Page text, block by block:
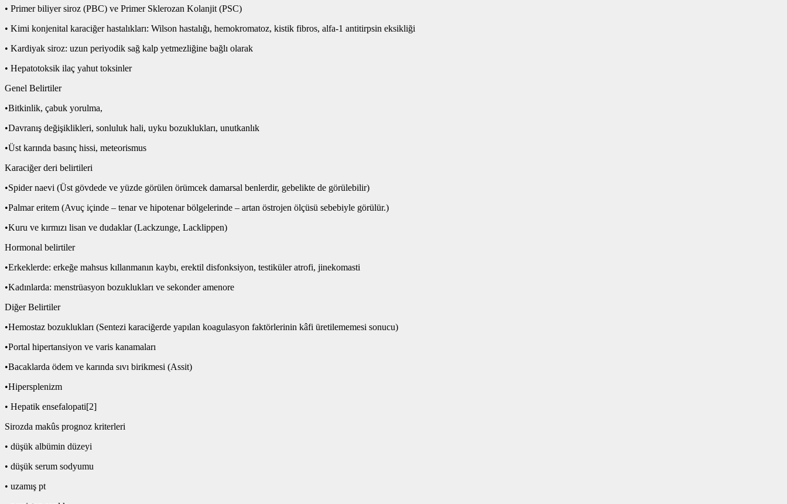
• Primer biliyer siroz (PBC) ve Primer Sklerozan Kolanjit (PSC)
• Kimi konjenital karaciğer hastalıkları: Wilson hastalığı, hemokromatoz, kistik fibros, alfa-1 antitirpsin eksikliği
• Kardiyak siroz: uzun periyodik sağ kalp yetmezliğine bağlı olarak
• Hepatotoksik ilaç yahut toksinler
Genel Belirtiler
•Bitkinlik, çabuk yorulma,
•Davranış değişiklikleri, sonluluk hali, uyku bozuklukları, unutkanlık
•Üst karında basınç hissi, meteorismus
Karaciğer deri belirtileri
•Spider naevi (Üst gövdede ve yüzde görülen örümcek damarsal benlerdir, gebelikte de görülebilir)
•Palmar eritem (Avuç içinde – tenar ve hipotenar bölgelerinde – artan östrojen ölçüsü sebebiyle görülür.)
•Kuru ve kırmızı lisan ve dudaklar (Lackzunge, Lacklippen)
Hormonal belirtiler
•Erkeklerde: erkeğe mahsus kıllanmanın kaybı, erektil disfonksiyon, testiküler atrofi, jinekomasti
•Kadınlarda: menstrüasyon bozuklukları ve sekonder amenore
Diğer Belirtiler
•Hemostaz bozuklukları (Sentezi karaciğerde yapılan koagulasyon faktörlerinin kâfi üretilememesi sonucu)
•Portal hipertansiyon ve varis kanamaları
•Bacaklarda ödem ve karında sıvı birikmesi (Assit)
•Hipersplenizm
• Hepatik ensefalopati[2]
Sirozda makûs prognoz kriterleri
• düşük albümin düzeyi
• düşük serum sodyumu
• uzamış pt